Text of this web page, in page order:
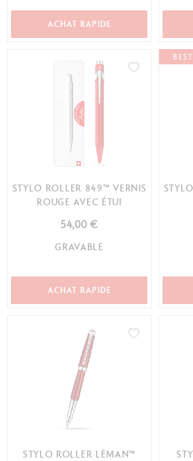
ACHAT RAPIDE
STYLO ROLLER 849™ VERNIS
ROUGE AVEC ÉTUI
54,00 €
GRAVABLE
ACHAT RAPIDE
STYLO ROLLER LÉMAN™